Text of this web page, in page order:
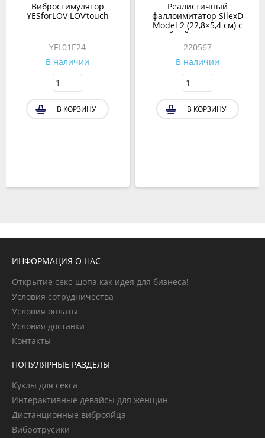
Вибростимулятор
YESforLOV LOV’touch
YFL01E24
В наличии
В КОРЗИНУ
Реалистичный
фаллоимитатор SilexD
Model 2 (22,8×5,4 см) с
двойной плотностью
бежевый
220567
В наличии
В КОРЗИНУ
ИНФОРМАЦИЯ О НАС
Открытие секс-шопа как идея для бизнеса!
Условия сотрудничества
Условия оплаты
Условия доставки
Контакты
ПОПУЛЯРНЫЕ РАЗДЕЛЫ
Куклы для секса
Интерактивные девайсы для женщин
Дистанционные виброяйца
Вибротрусики